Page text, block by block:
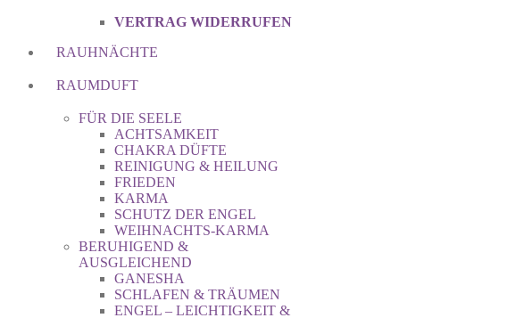
VERTRAG WIDERRUFEN
RAUHNÄCHTE
RAUMDUFT
FÜR DIE SEELE
ACHTSAMKEIT
CHAKRA DÜFTE
REINIGUNG & HEILUNG
FRIEDEN
KARMA
SCHUTZ DER ENGEL
WEIHNACHTS-KARMA
BERUHIGEND &
AUSGLEICHEND
GANESHA
SCHLAFEN & TRÄUMEN
ENGEL – LEICHTIGKEIT &